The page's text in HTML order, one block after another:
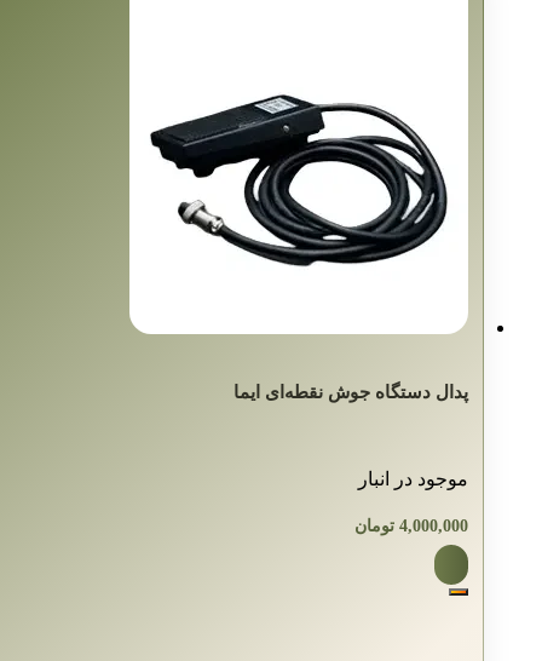
پدال دستگاه جوش نقطه‌ای ایما
موجود در انبار
4,000,000 تومان